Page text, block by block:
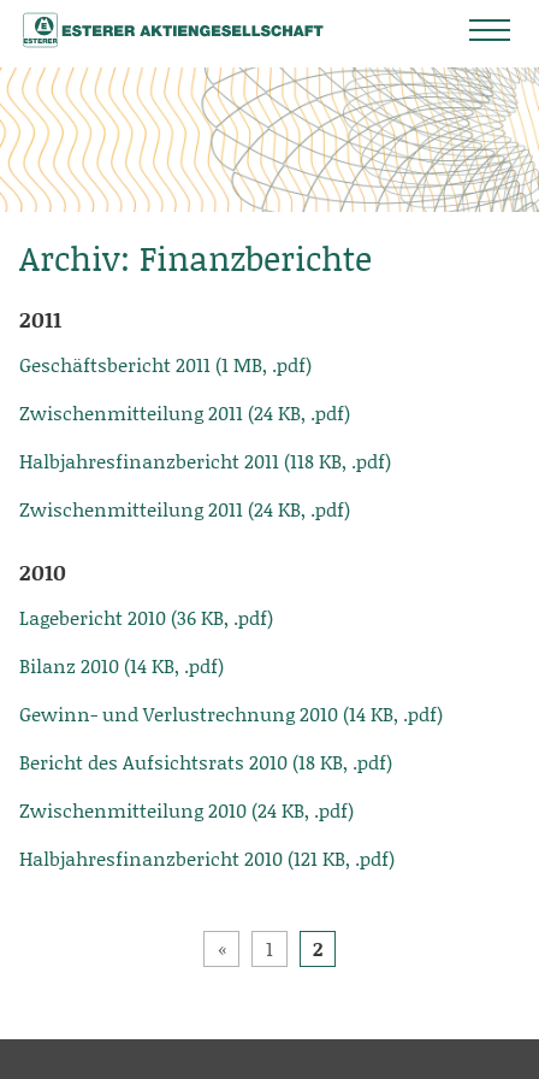
Archiv: Finanzberichte
2011
Geschäftsbericht 2011 (1 MB, .pdf)
Zwischenmitteilung 2011 (24 KB, .pdf)
Halbjahresfinanzbericht 2011 (118 KB, .pdf)
Zwischenmitteilung 2011 (24 KB, .pdf)
2010
Lagebericht 2010 (36 KB, .pdf)
Bilanz 2010 (14 KB, .pdf)
Gewinn- und Verlustrechnung 2010 (14 KB, .pdf)
Bericht des Aufsichtsrats 2010 (18 KB, .pdf)
Zwischenmitteilung 2010 (24 KB, .pdf)
Halbjahresfinanzbericht 2010 (121 KB, .pdf)
Beitragsnavigation
1 2